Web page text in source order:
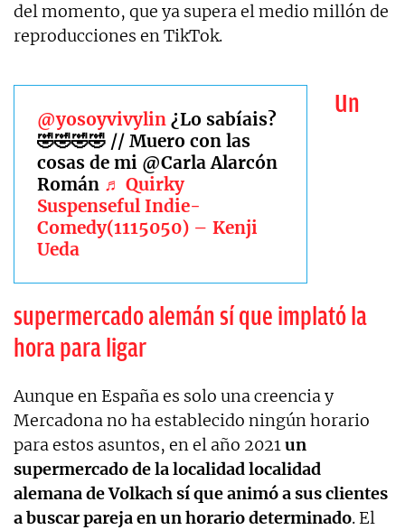
del momento, que ya supera el medio millón de
reproducciones en TikTok.
@yosoyvivylin ¿Lo sabíais?
🤣🤣🤣🤣 // Muero con las
cosas de mi @Carla Alarcón
Román ♬ Quirky
Suspenseful Indie-
Comedy(1115050) – Kenji
Ueda
Un
supermercado alemán sí que implató la
hora para ligar
Aunque en España es solo una creencia y
Mercadona no ha establecido ningún horario
para estos asuntos, en el año 2021un
supermercado de la localidad localidad
alemana de Volkach sí que animó a sus clientes
a buscar pareja en un horario determinado. El